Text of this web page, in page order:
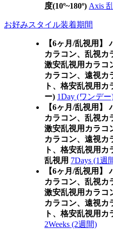
度(10º~180º) Axis
お好みスタイル装着期間
【6ヶ月/乱視用】
カラコン、乱視カ
激安乱視用カラコ
カラコン、遠視カ
ト、格安乱視用
ー) 1Day (ワンデー
【6ヶ月/乱視用】
カラコン、乱視カ
激安乱視用カラコ
カラコン、遠視カ
ト、格安乱視用カ
乱視用 7Days (1週
【6ヶ月/乱視用】
カラコン、乱視カ
激安乱視用カラコ
カラコン、遠視カ
ト、格安乱視用カ
2Weeks (2週間)